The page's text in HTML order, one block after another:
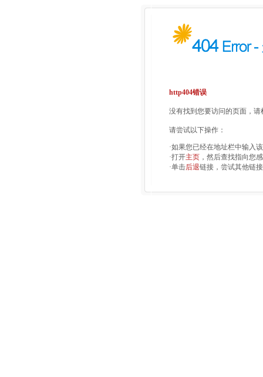
http404错误
没有找到您要访问的页面，
请尝试以下操作：
·如果您已经在地址栏中输入
·打开主页 ，然后查找指向您
·单击后退链接，尝试其他链